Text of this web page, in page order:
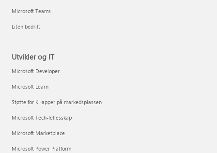
Microsoft Teams
Liten bedrift
Utvikler og IT
Microsoft Developer
Microsoft Learn
Støtte for KI-apper på markedsplassen
Microsoft Tech-fellesskap
Microsoft Marketplace
Microsoft Power Platform